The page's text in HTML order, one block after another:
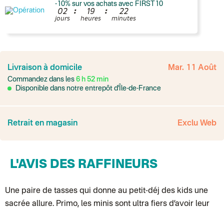
-10% sur vos achats avec FIRST10
02
jours
: 19
heures
: 22
minutes
Colissimo suivi
Point relais rapide
Transport Express
Lettre prioritaire
Livraison TNT (expédition par Salty design )
BOUTIQUE : BATIGNOLLES
Chronopost - Livraison express à domicile: Colis livré en 1 à 3
Colissimo suivi (expédition partenaire)
Colissimo suivi (envoi partenaire)
Livraison à domicile Mar. 11 Août
Commandez dans les 6 h 52 min
Disponible dans notre entrepôt d'Île-de-France
Retrait en magasin Exclu Web
L'AVIS DES RAFFINEURS
Une paire de tasses qui donne au petit-déj des kids une
sacrée allure. Primo, les minis sont ultra fiers d’avoir leur